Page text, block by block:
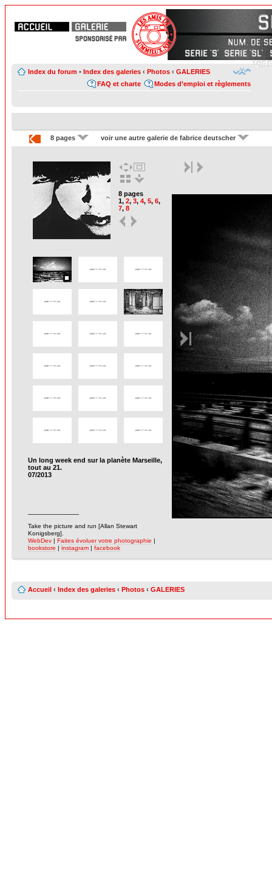
Index du forum • Index des galeries ‹ Photos ‹ GALERIES
Modes d’emploi et règlements
FAQ et charte
8 pages voir une autre galerie de fabrice deutscher
8 pages
1, 2, 3, 4, 5, 6,
7, 8
Un long week end sur la planète Marseille,
tout au 21.
07/2013
Take the picture and run [Allan Stewart
Konigsberg].
WebDev | Faites évoluer votre photographie |
bookstore | instagram | facebook
Accueil ‹ Index des galeries ‹ Photos ‹ GALERIES